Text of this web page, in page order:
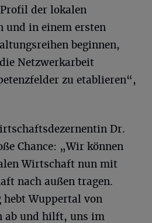
der lokalen
und in einem ersten
beginnen,
Netzwerkarbeit
zu etablieren“,
Dr.
Chance: „Wir können
Wirtschaft nun mit
nach außen tragen.
hebt Wuppertal von
ab und hilft, uns im